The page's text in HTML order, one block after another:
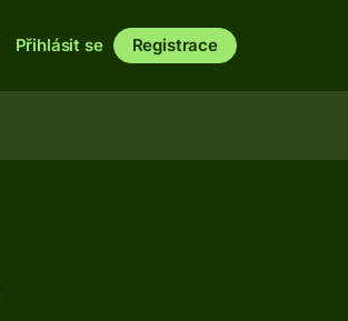
Přihlásit se Registrace